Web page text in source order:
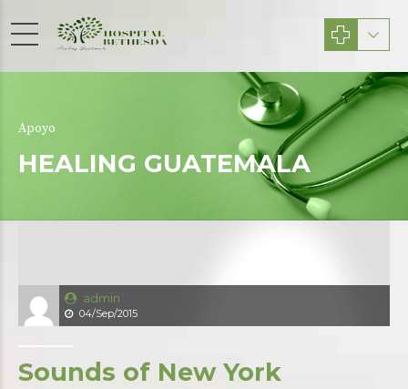
Apoyo
HEALING GUATEMALA
admin
04/Sep/2015
Sounds of New York